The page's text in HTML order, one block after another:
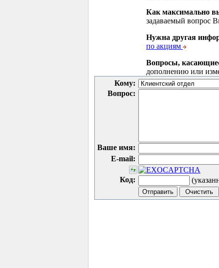
Как максимально
задаваемый вопрос
Нужна другая
по акциям
Вопросы,
дополнению или
Кому:
Вопрос:
Ваше имя:
E-mail:
Код: